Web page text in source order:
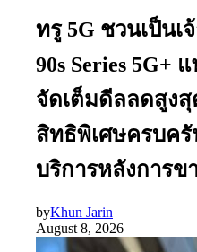
ทรู 5G ชวนเป็นเ
90s Series 5G+
จัดเต็มดีลลดสูงสุ
สิทธิพิเศษครบค
บริการหลังการข
byKhun Jarin
August 8, 2026